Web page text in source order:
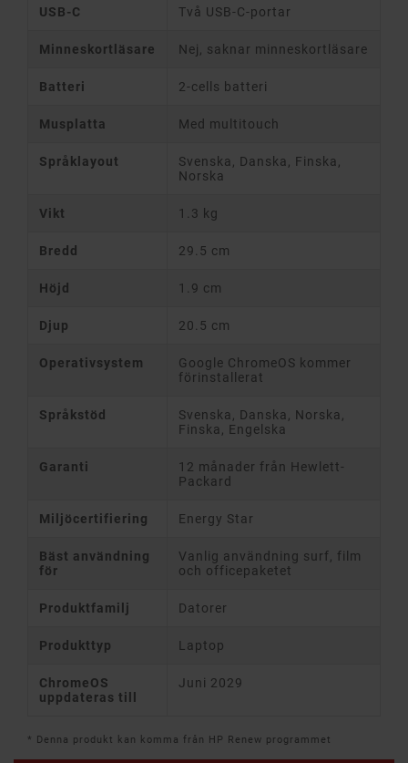
USB-C Två USB-C-portar
Minneskortläsare Nej, saknar minneskortläsare
Batteri 2-cells batteri
Musplatta Med multitouch
Språklayout
Svenska, Danska, Finska,
Norska
Vikt 1.3 kg
Bredd 29.5 cm
Höjd 1.9 cm
Djup 20.5 cm
Operativsystem
Google ChromeOS kommer
förinstallerat
Språkstöd
Svenska, Danska, Norska,
Finska, Engelska
Garanti
12 månader från Hewlett-
Packard
Miljöcertifiering Energy Star
Bäst användning
för
Vanlig användning surf, film
och officepaketet
Produktfamilj Datorer
Produkttyp Laptop
ChromeOS
uppdateras till
Juni 2029
* Denna produkt kan komma från HP Renew programmet